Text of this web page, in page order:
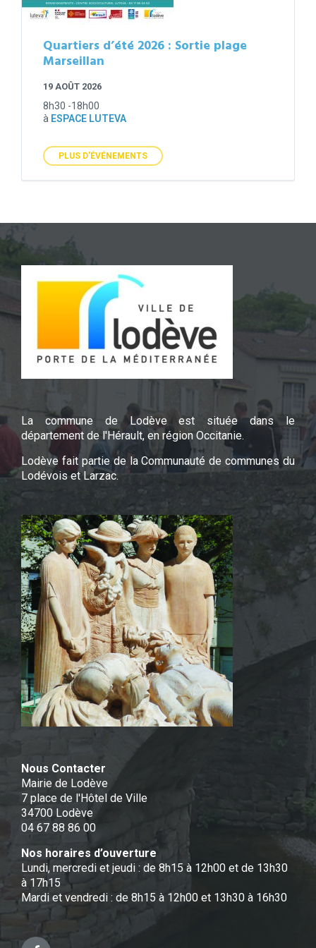
Quartiers d’été 2026 : Sortie plage
Marseillan
19 AOÛT 2026
8h30 -18h00
à ESPACE LUTEVA
PLUS D'ÉVÉNEMENTS
La commune de Lodève est située dans le
département de l'Hérault, en région Occitanie.
Lodève fait partie de la Communauté de communes du
Lodévois et Larzac.
Nous Contacter
Mairie de Lodève
7 place de l'Hôtel de Ville
34700 Lodève
04 67 88 86 00
Nos horaires d’ouverture
Lundi, mercredi et jeudi : de 8h15 à 12h00 et de 13h30
à 17h15
Mardi et vendredi : de 8h15 à 12h00 et 13h30 à 16h30